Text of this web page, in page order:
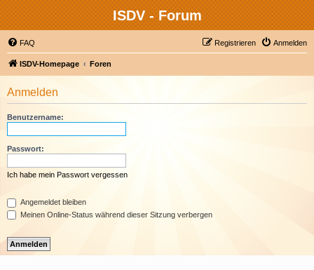
ISDV - Forum
FAQ Anmelden
Registrieren
ISDV-Homepage Foren
Anmelden
Benutzername:
Passwort:
Ich habe mein Passwort vergessen
Angemeldet bleiben
Meinen Online-Status während dieser Sitzung verbergen